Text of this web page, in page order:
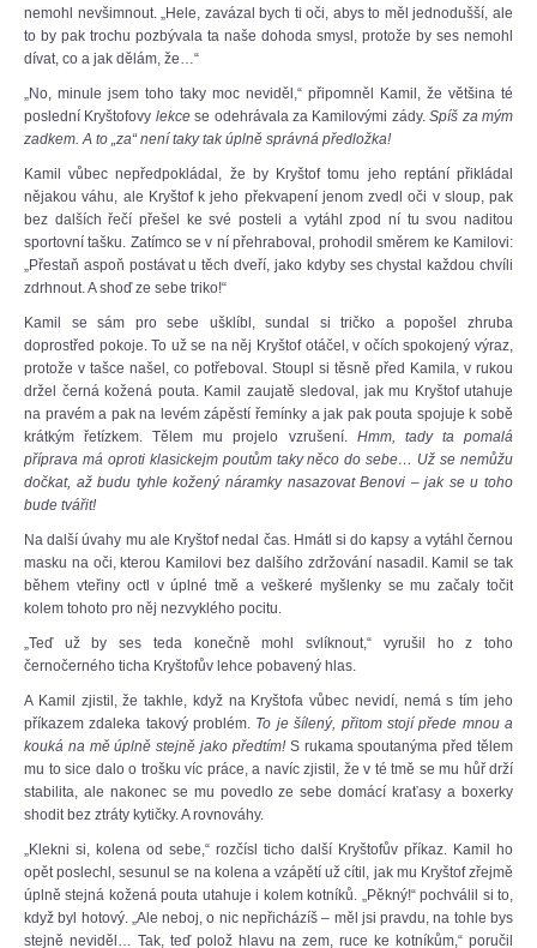
nemohl nevšimnout. „Hele, zavázal bych ti oči, abys to měl jednodušší, ale
to by pak trochu pozbývala ta naše dohoda smysl, protože by ses nemohl
dívat, co a jak dělám, že…“
„No, minule jsem toho taky moc neviděl,“ připomněl Kamil, že většina té
poslední Kryštofovy lekcese odehrávala za Kamilovými zády.Spíš za mým
zadkem. A to „za“ není taky tak úplně správná předložka!
Kamil vůbec nepředpokládal, že by Kryštof tomu jeho reptání přikládal
nějakou váhu, ale Kryštof k jeho překvapení jenom zvedl oči v sloup, pak
bez dalších řečí přešel ke své posteli a vytáhl zpod ní tu svou naditou
sportovní tašku. Zatímco se v ní přehraboval, prohodil směrem ke Kamilovi:
„Přestaň aspoň postávat u těch dveří, jako kdyby ses chystal každou chvíli
zdrhnout. A shoď ze sebe triko!“
Kamil se sám pro sebe ušklíbl, sundal si tričko a popošel zhruba
doprostřed pokoje. To už se na něj Kryštof otáčel, v očích spokojený výraz,
protože v tašce našel, co potřeboval. Stoupl si těsně před Kamila, v rukou
držel černá kožená pouta. Kamil zaujatě sledoval, jak mu Kryštof utahuje
na pravém a pak na levém zápěstí řemínky a jak pak pouta spojuje k sobě
krátkým řetízkem. Tělem mu projelo vzrušení. Hmm, tady ta pomalá
příprava má oproti klasickejm poutům taky něco do sebe… Už se nemůžu
dočkat, až budu tyhle kožený náramky nasazovat Benovi – jak se u toho
bude tvářit!
Na další úvahy mu ale Kryštof nedal čas. Hmátl si do kapsy a vytáhl černou
masku na oči, kterou Kamilovi bez dalšího zdržování nasadil. Kamil se tak
během vteřiny octl v úplné tmě a veškeré myšlenky se mu začaly točit
kolem tohoto pro něj nezvyklého pocitu.
„Teď už by ses teda konečně mohl svlíknout,“ vyrušil ho z toho
černočerného ticha Kryštofův lehce pobavený hlas.
A Kamil zjistil, že takhle, když na Kryštofa vůbec nevidí, nemá s tím jeho
příkazem zdaleka takový problém. To je šílený, přitom stojí přede mnou a
kouká na mě úplně stejně jako předtím! S rukama spoutanýma před tělem
mu to sice dalo o trošku víc práce, a navíc zjistil, že v té tmě se mu hůř drží
stabilita, ale nakonec se mu povedlo ze sebe domácí kraťasy a boxerky
shodit bez ztráty kytičky. A rovnováhy.
„Klekni si, kolena od sebe,“ rozčísl ticho další Kryštofův příkaz. Kamil ho
opět poslechl, sesunul se na kolena a vzápětí už cítil, jak mu Kryštof zřejmě
úplně stejná kožená pouta utahuje i kolem kotníků. „Pěkný!“ pochválil si to,
když byl hotový. „Ale neboj, o nic nepřicházíš – měl jsi pravdu, na tohle bys
stejně neviděl… Tak, teď polož hlavu na zem, ruce ke kotníkům,“ poručil